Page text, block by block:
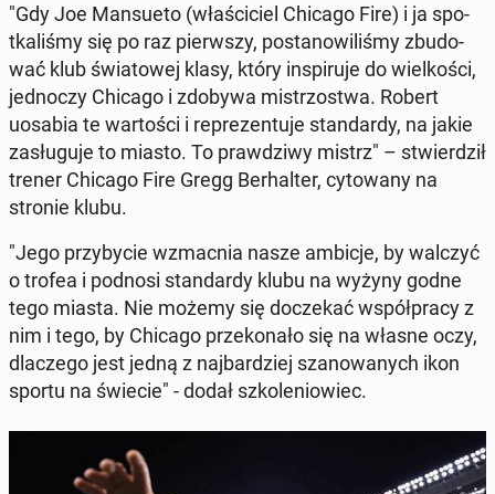
"Gdy Joe Man­su­eto (wła­ści­ciel Chicago Fire) i ja spo­
tka­li­śmy się po raz pierw­szy, po­sta­no­wi­li­śmy zbu­do­
wać klub świa­to­wej klasy, który in­spi­ru­je do wiel­ko­ści,
jed­no­czy Chicago i zdobywa mi­strzo­stwa. Robert
uosabia te war­to­ści i re­pre­zen­tu­je stan­dar­dy, na jakie
za­słu­gu­je to miasto. To praw­dzi­wy mistrz" – stwier­dził
trener Chicago Fire Gregg Ber­hal­ter, cy­to­wa­ny na
stronie klubu.
"Jego przy­by­cie wzmac­nia nasze ambicje, by walczyć
o trofea i podnosi stan­dar­dy klubu na wyżyny godne
tego miasta. Nie możemy się do­cze­kać współ­pra­cy z
nim i tego, by Chicago prze­ko­na­ło się na własne oczy,
dla­cze­go jest jedną z naj­bar­dziej sza­no­wa­nych ikon
sportu na świecie" - dodał szko­le­nio­wiec.